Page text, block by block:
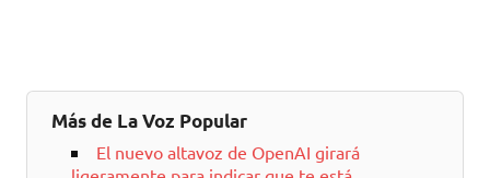
Más de La Voz Popular
El nuevo altavoz de OpenAI girará